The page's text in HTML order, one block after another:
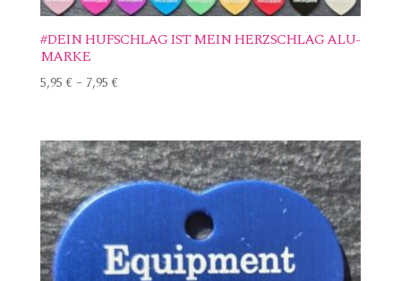
#DEIN HUFSCHLAG IST MEIN HERZSCHLAG ALU-
MARKE
5,95€ – 7,95€